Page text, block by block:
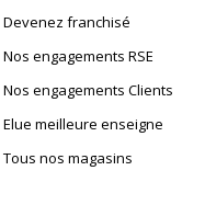
Devenez franchisé
Nos engagements RSE
Nos engagements Clients
Elue meilleure enseigne
Tous nos magasins